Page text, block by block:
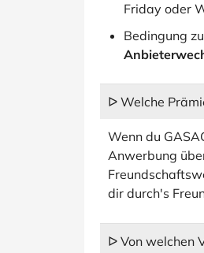
Friday oder
Bedingung
ᐅ Welche
Wenn du
Anwerbung
dir durch's
ᐅ Von welchen